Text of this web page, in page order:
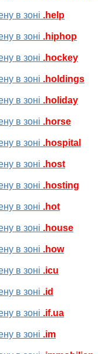
в зоні .help
в зоні .hiphop
в зоні .hockey
в зоні .holdings
в зоні .holiday
в зоні .horse
в зоні .hospital
в зоні .host
в зоні .hosting
в зоні .hot
в зоні .house
в зоні .how
в зоні .icu
в зоні .id
в зоні .if.ua
в зоні .im